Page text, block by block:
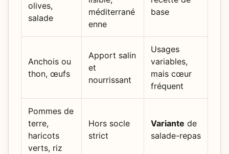
olives,
salade
méditerrané
enne
base
Anchois ou
thon, œufs
Apport salin
et
nourrissant
Usages
variables,
mais cœur
fréquent
Pommes de
terre,
haricots
verts, riz
Hors socle
strict
Variante de
salade-repas